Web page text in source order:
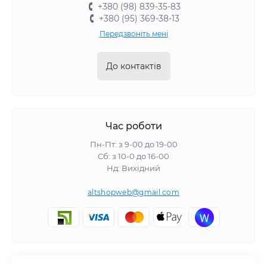
+380 (98) 839-35-83
+380 (95) 369-38-13
Передзвоніть мені
До контактів
Час роботи
Пн-Пт: з 9-00 до 19-00
Сб: з 10-0 до 16-00
Нд: Вихідний
altshopweb@gmail.com